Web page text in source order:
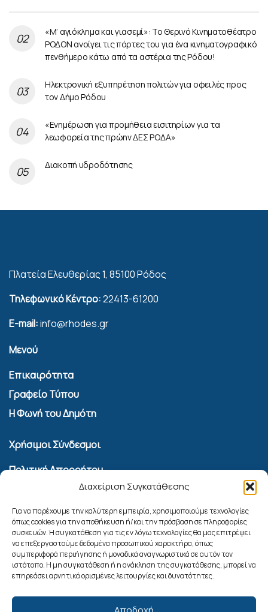
Διαχείριση Συγκατάθεσης
Για να παρέχουμε την καλύτερη εμπειρία, χρησιμοποιούμε τεχνολογίες
όπως cookies για την αποθήκευση ή/και την πρόσβαση σε πληροφορίες
συσκευών. Η συγκατάθεση για τις εν λόγω τεχνολογίες θα μας επιτρέψει
να επεξεργαστούμε δεδομένα προσωπικού χαρακτήρα, όπως
συμπεριφορά περιήγησης ή μοναδικά αναγνωριστικά σε αυτόν τον
ιστότοπο. Η μη συγκατάθεση ή η ανάκληση της συγκατάθεσης, μπορεί να
επηρεάσει αρνητικά ορισμένες λειτουργίες και δυνατότητες.
«Μ’ αγιόκλημα και γιασεμί»: Το Θερινό Κινηματοθέατρο
ΡΟΔΟΝ ανοίγει τις πόρτες του για ένα κινηματογραφικό
πενθήμερο κάτω από τα αστέρια της Ρόδου!
Ηλεκτρονική εξυπηρέτηση πολιτών για οφειλές προς
τον Δήμο Ρόδου
«Ενημέρωση για προμήθεια εισιτηρίων για τα
λεωφορεία της πρώην ΔΕΣ ΡΟΔΑ»
Διακοπή υδροδότησης
Πλατεία Ελευθερίας 1, 85100 Ρόδος
Τηλεφωνικό Κέντρο:22413-61200
E-mail:info@rhodes.gr
Μενού
Επικαιρότητα
Γραφείο Τύπου
Η Φωνή του Δημότη
Χρήσιμοι Σύνδεσμοι
Πολιτική Απορρήτου
Όροι Χρήσης Υπηρεσίας Επικοινωνίας
Πολιτική Cookies (ΕΕ)
Αναζήτηση